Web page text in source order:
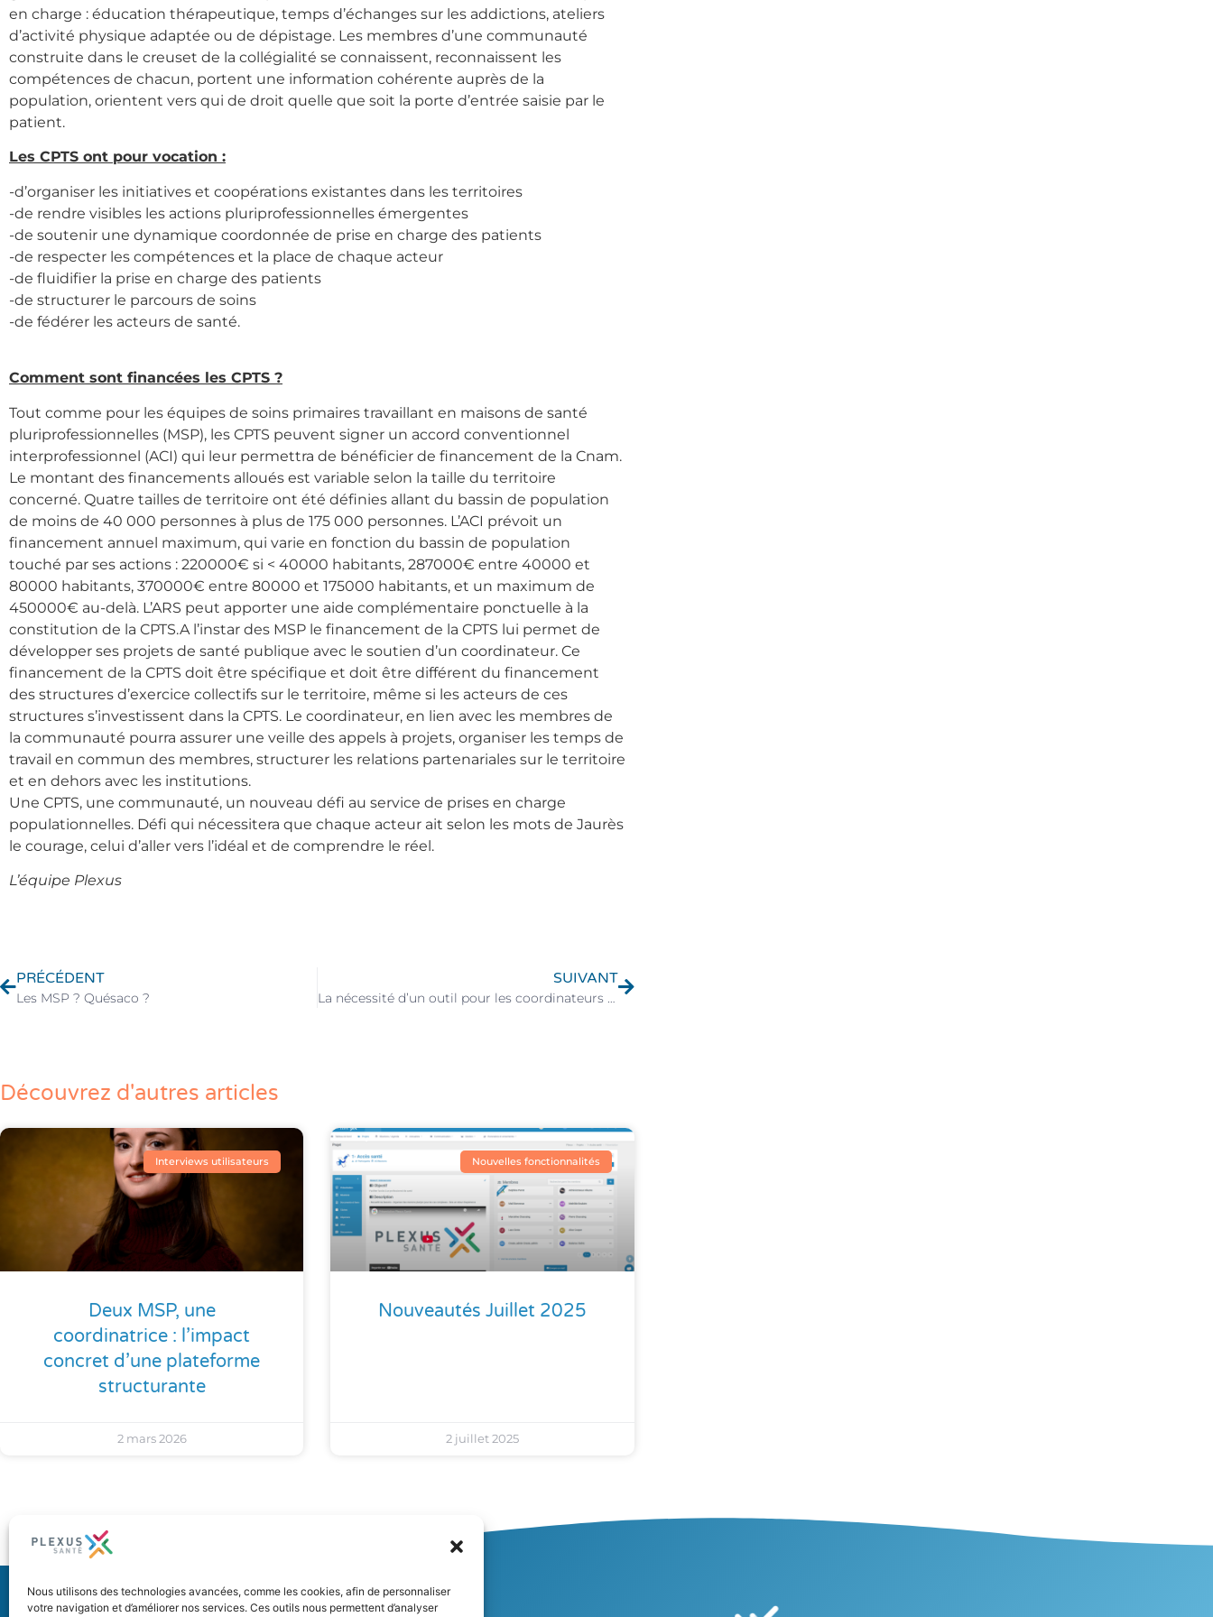
Nous utilisons des technologies avancées, comme les cookies, afin de personnaliser
votre navigation et d’améliorer nos services. Ces outils nous permettent d’analyser
en charge : éducation thérapeutique, temps d’échanges sur les addictions, ateliers
d’activité physique adaptée ou de dépistage. Les membres d’une communauté
construite dans le creuset de la collégialité se connaissent, reconnaissent les
compétences de chacun, portent une information cohérente auprès de la
population, orientent vers qui de droit quelle que soit la porte d’entrée saisie par le
patient.
Les CPTS ont pour vocation :
-d’organiser les initiatives et coopérations existantes dans les territoires
-de rendre visibles les actions pluriprofessionnelles émergentes
-de soutenir une dynamique coordonnée de prise en charge des patients
-de respecter les compétences et la place de chaque acteur
-de fluidifier la prise en charge des patients
-de structurer le parcours de soins
-de fédérer les acteurs de santé.
Comment sont financées les CPTS ?
Tout comme pour les équipes de soins primaires travaillant en maisons de santé
pluriprofessionnelles (MSP), les CPTS peuvent signer un accord conventionnel
interprofessionnel (ACI) qui leur permettra de bénéficier de financement de la Cnam.
Le montant des financements alloués est variable selon la taille du territoire
concerné. Quatre tailles de territoire ont été définies allant du bassin de population
de moins de 40 000 personnes à plus de 175 000 personnes. L’ACI prévoit un
financement annuel maximum, qui varie en fonction du bassin de population
touché par ses actions : 220000€ si < 40000 habitants, 287000€ entre 40000 et
80000 habitants, 370000€ entre 80000 et 175000 habitants, et un maximum de
450000€ au-delà. L’ARS peut apporter une aide complémentaire ponctuelle à la
constitution de la CPTS.A l’instar des MSP le financement de la CPTS lui permet de
développer ses projets de santé publique avec le soutien d’un coordinateur. Ce
financement de la CPTS doit être spécifique et doit être différent du financement
des structures d’exercice collectifs sur le territoire, même si les acteurs de ces
structures s’investissent dans la CPTS. Le coordinateur, en lien avec les membres de
la communauté pourra assurer une veille des appels à projets, organiser les temps de
travail en commun des membres, structurer les relations partenariales sur le territoire
et en dehors avec les institutions.
Une CPTS, une communauté, un nouveau défi au service de prises en charge
populationnelles. Défi qui nécessitera que chaque acteur ait selon les mots de Jaurès
le courage, celui d’aller vers l’idéal et de comprendre le réel.
L’équipe Plexus
PRÉCÉDENT
Les MSP ? Quésaco ?
SUIVANT
La nécessité d’un outil pour les coordinateurs des MSP et CPTS
Découvrez d'autres articles
Interviews utilisateurs
Deux MSP, une
coordinatrice : l’impact
concret d’une plateforme
structurante
2 mars 2026
Nouvelles fonctionnalités
Nouveautés Juillet 2025
2 juillet 2025
PLAN DU SITE